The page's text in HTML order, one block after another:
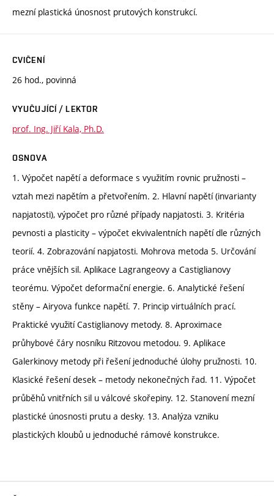
mezní plastická únosnost prutových konstrukcí.
CVIČENÍ
26 hod., povinná
VYUČUJÍCÍ / LEKTOR
prof. Ing. Jiří Kala, Ph.D.
OSNOVA
1. Výpočet napětí a deformace s využitím rovnic pružnosti –
vztah mezi napětím a přetvořením. 2. Hlavní napětí (invarianty
napjatosti), výpočet pro různé případy napjatosti. 3. Kritéria
pevnosti a plasticity – výpočet ekvivalentních napětí dle různých
teorií. 4. Zobrazování napjatosti. Mohrova metoda 5. Určování
práce vnějších sil. Aplikace Lagrangeovy a Castiglianovy
teorému. Výpočet deformační energie. 6. Analytické řešení
stěny – Airyova funkce napětí. 7. Princip virtuálních prací.
Praktické využití Castiglianovy metody. 8. Aproximace
průhybové čáry nosníku Ritzovou metodou. 9. Aplikace
Galerkinovy metody při řešení jednoduché úlohy pružnosti. 10.
Klasické řešení desek – metody nekonečných řad. 11. Výpočet
průběhů vnitřních sil u válcové skořepiny. 12. Stanovení mezní
plastické únosnosti prutu a desky. 13. Analýza vzniku
plastických kloubů u jednoduché rámové konstrukce.